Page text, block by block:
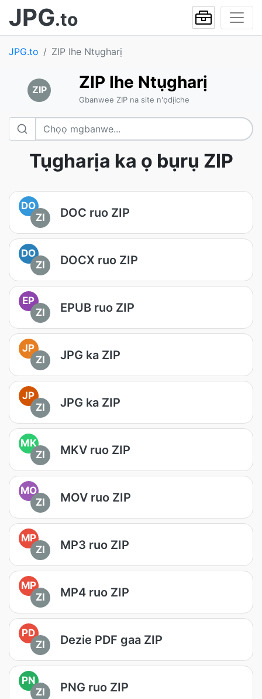
JPG.to
JPG.to ZIP Ihe Ntụgharị
ZIP ZIP Ihe Ntụgharị
Gbanwee ZIP na site n'ọdịiche
Tụgharịa ka ọ bụrụ ZIP
DO
ZI
DOC ruo ZIP
DO
ZI
DOCX ruo ZIP
EP
ZI
EPUB ruo ZIP
JP
ZI
JPG ka ZIP
JP
ZI
JPG ka ZIP
MK
ZI
MKV ruo ZIP
MO
ZI
MOV ruo ZIP
MP
ZI
MP3 ruo ZIP
MP
ZI
MP4 ruo ZIP
PD
ZI
Dezie PDF gaa ZIP
PN
ZI
PNG ruo ZIP